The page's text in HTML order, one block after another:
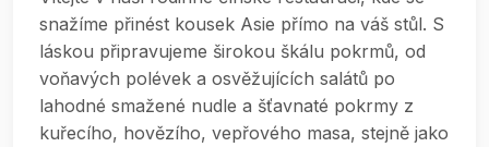
snažíme přinést kousek Asie přímo na váš stůl. S
láskou připravujeme širokou škálu pokrmů, od
voňavých polévek a osvěžujících salátů po
lahodné smažené nudle a šťavnaté pokrmy z
kuřecího, hovězího, vepřového masa, stejně jako